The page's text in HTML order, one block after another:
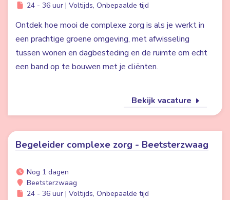
24 - 36 uur | Voltijds, Onbepaalde tijd
Ontdek hoe mooi de complexe zorg is als je werkt in
een prachtige groene omgeving, met afwisseling
tussen wonen en dagbesteding en de ruimte om echt
een band op te bouwen met je cliënten.
Bekijk vacature
Begeleider complexe zorg - Beetsterzwaag
Nog 1 dagen
Beetsterzwaag
24 - 36 uur | Voltijds, Onbepaalde tijd